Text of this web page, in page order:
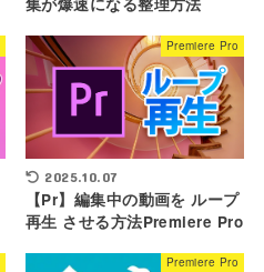
Premiere Pro
2025.10.07
【Pr】編集中の動画を ループ
再生 させる方法Premiere Pro
Premiere Pro